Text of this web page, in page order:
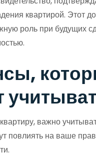
квартирой. Этот
роль при будущих
важно
повлиять на ваше